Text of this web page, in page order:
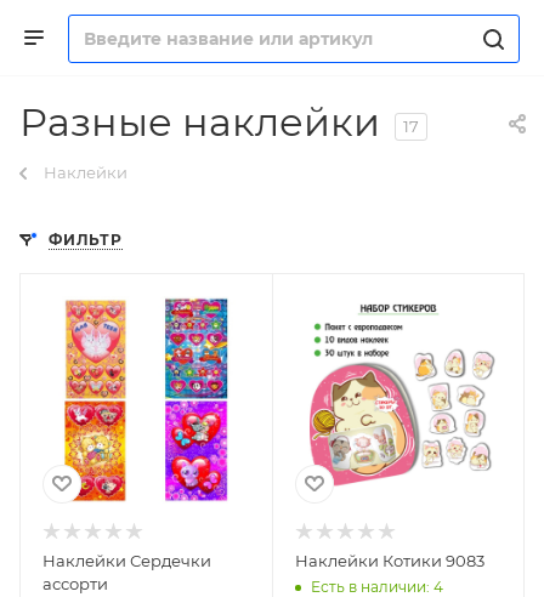
Разные наклейки 17
Наклейки
ФИЛЬТР
Наклейки Сердечки
ассорти
Наклейки Котики 9083
Есть в наличии: 4